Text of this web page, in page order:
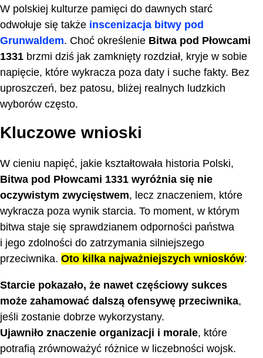
W polskiej kulturze pamięci do dawnych starć
odwołuje się także inscenizacja bitwy pod
Grunwaldem. Choć określenie Bitwa pod Płowcami
1331 brzmi dziś jak zamknięty rozdział, kryje w sobie
napięcie, które wykracza poza daty i suche fakty. Bez
uproszczeń, bez patosu, bliżej realnych ludzkich
wyborów często.
Kluczowe wnioski
W cieniu napięć, jakie kształtowała historia Polski,
Bitwa pod Płowcami 1331 wyróżnia się nie
oczywistym zwycięstwem, lecz znaczeniem, które
wykracza poza wynik starcia. To moment, w którym
bitwa staje się sprawdzianem odporności państwa
i jego zdolności do zatrzymania silniejszego
przeciwnika. Oto kilka najważniejszych wniosków:
Starcie pokazało, że nawet częściowy sukces
może zahamować dalszą ofensywę przeciwnika,
jeśli zostanie dobrze wykorzystany.
Ujawniło znaczenie organizacji i morale, które
potrafią zrównoważyć różnice w liczebności wojsk.